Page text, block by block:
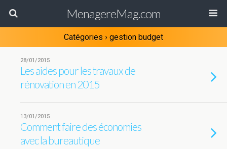
MenagereMag.com
Catégories › gestion budget
28/01/2015
Les aides pour les travaux de
rénovation en 2015
13/01/2015
Comment faire des économies
avec la bureautique